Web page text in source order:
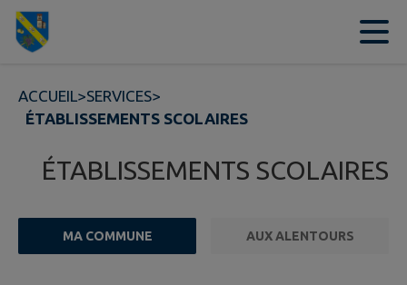
Contenu
ACCUEIL>SERVICES>
ÉTABLISSEMENTS SCOLAIRES
ÉTABLISSEMENTS SCOLAIRES
MA COMMUNE AUX ALENTOURS